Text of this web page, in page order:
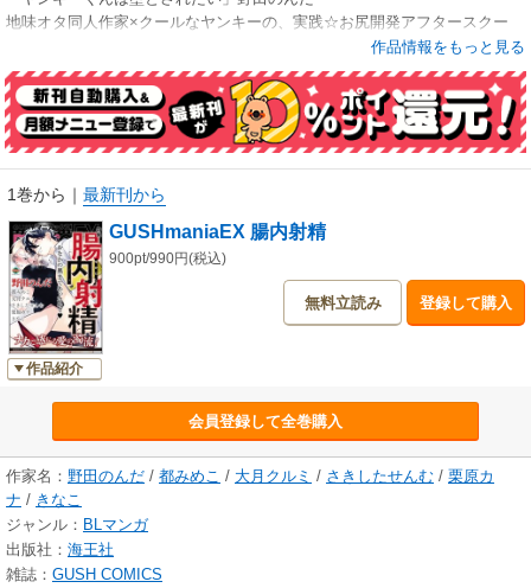
地味オタ同人作家×クールなヤンキーの、実践☆お尻開発アフタースクー
「未熟な獣の子供たち」都みめこ
両親公認の仲になりラブラブな毎日を過ごす…はずが欲求不満になってし
まって…!!?
「できそこない淫魔くんはデキ婚したい」大月クルミ
エリートリーマン×落ちこぼれ淫魔の妊活ラブ!!?
「人生計画オブジエンド」さきしたせんむ
華麗に夜遊びを嗜むアラフォー紳士が、ハイパー粘着勘違い部下にトロ
トロぐずぐずにされちゃう…!?
「かりそめビッチ南くん」栗原カナ
大学イチのモテ男×偽りビッチのラブストーリー！
「あの頃と今、君がこぼれる」きなこ
込み参戦!?
過去と今が交錯するタイムスリップ・トライアングルラブ！
作品情報をもっと見る
1巻から ｜ 最新刊から
作品紹介
GUSHmaniaEX 腸内射精
900pt/990円(税込)
無料立読み 登録して購入
会員登録して全巻購入
作家名： 野田のんだ / 都みめこ / 大月クルミ / さきしたせんむ / 栗原カ
ナ / きなこ
ジャンル： BLマンガ
出版社： 海王社
雑誌： GUSH COMICS